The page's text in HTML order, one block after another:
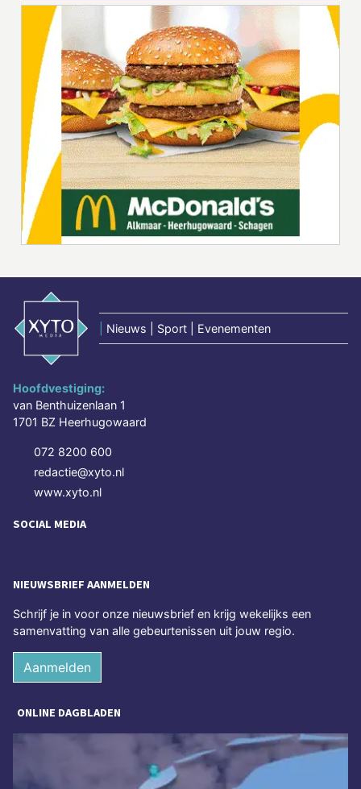
Nieuws | Sport | Evenementen
Hoofdvestiging:
van Benthuizenlaan 1
1701 BZ Heerhugowaard
072 8200 600
redactie@xyto.nl
www.xyto.nl
SOCIAL MEDIA
NIEUWSBRIEF AANMELDEN
Schrijf je in voor onze nieuwsbrief en krijg wekelijks een
samenvatting van alle gebeurtenissen uit jouw regio.
Aanmelden
ONLINE DAGBLADEN